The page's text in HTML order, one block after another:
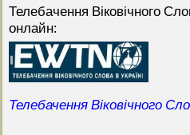
Телебачення Віковічного
онлайн:
Телебачення Віковічного